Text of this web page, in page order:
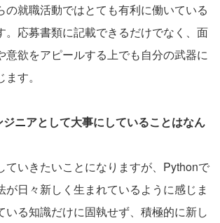
の就職活動ではとても有利に働いている
。応募書類に記載できるだけでなく、面
意欲をアピールする上でも自分の武器に
す。
ニアとして大事にしていることはなん
ていきたいことになりますが、Pythonで
が日々新しく生まれているように感じま
いる知識だけに固執せず、積極的に新し